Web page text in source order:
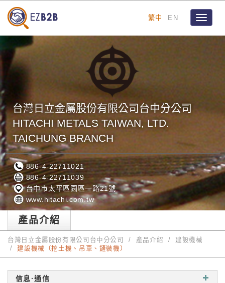
繁中 EN
Toggle
台灣日立金屬股份有限公司台中分公司
HITACHI METALS TAIWAN, LTD.
TAICHUNG BRANCH
886-4-22711021
886-4-22711039
台中市太平區園區一路21號
www.hitachi.com.tw
產品介紹
台灣日立金屬股份有限公司台中分公司 產品介紹
建設機械
建設機械（挖土機、吊車、鏟裝機）
信息·通信